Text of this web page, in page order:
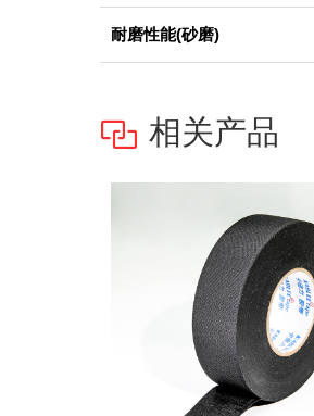
耐磨性能(砂磨)
 相关产品